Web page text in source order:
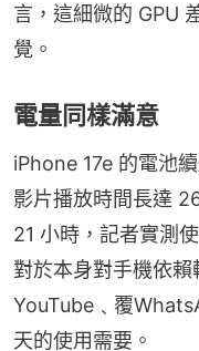
言，這細微的 GPU
覺。
電量同樣滿意
iPhone 17e 的電池
影片播放時間長達
21 小時，記者實測
對於本身對手機依
YouTube﹑覆
天的使用需要。